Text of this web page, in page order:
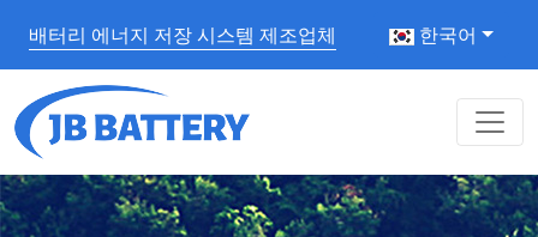
배터리 에너지 저장 시스템 제조업체 한국어